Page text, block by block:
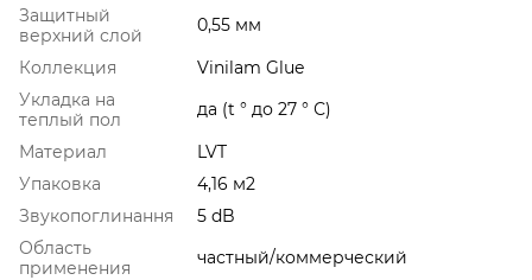
Защитный
верхний слой
0,55 мм
Коллекция
Vinilam Glue
Укладка на
теплый пол
да (t ° до 27 ° С)
Материал
LVT
Упаковка
4,16 м2
Звукопоглинання
5 dB
Область
применения
частный/коммерческий